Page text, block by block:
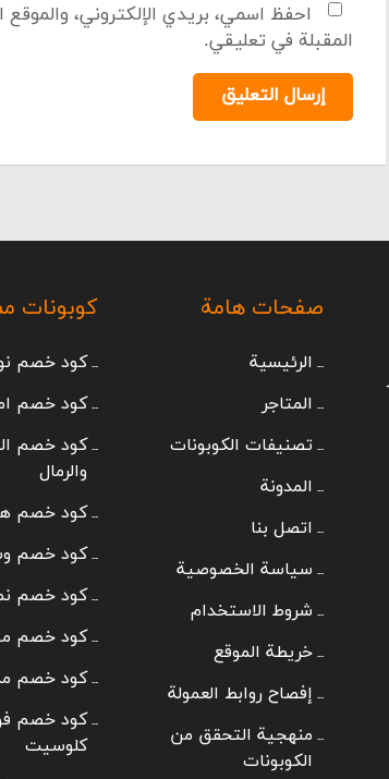
احفظ اسمي، بريدي الإلكتروني،
المقبلة في تعليقي.
إرسال التعليق
صفحات هامة
الرئيسية
المتاجر
تصنيفات الكوبونات
المدونة
اتصل بنا
سياسة الخصوصية
شروط الاستخدام
خريطة الموقع
إفصاح روابط العمولة
منهجية التحقق من
الكوبونات
كوبونات
كود خصم
كود خصم
كود خصم
والرمال
كود خصم
كود خصم
كود خصم
كود خصم
كود خصم
كود خصم
كلوسيت